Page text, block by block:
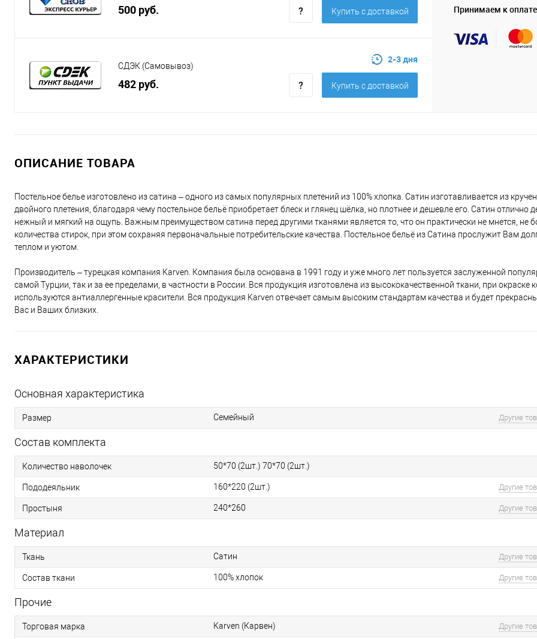
500 руб. Купить c доставкой
СДЭК (Самовывоз)
482 руб.
2-3 дня
Купить c доставкой
Принимаем к оплате
ОПИСАНИЕ ТОВАРА
Постельное белье изготовлено из сатина – одного из самых популярных плетений из 100% хлопка. Сатин изготавливается из
двойного плетения, благодаря чему постельное бельё приобретает блеск и глянец шёлка, но плотнее и дешевле его. Сатин отлично
нежный и мягкий на ощупь. Важным преимуществом сатина перед другими тканями является то, что он практически не мнется, не
количества стирок, при этом сохраняя первоначальные потребительские качества. Постельное бельё из Сатина прослужит Вам
теплом и уютом.
Производитель – турецкая компания Karven. Компания была основана в 1991 году и уже много лет пользуется заслуженной
самой Турции, так и за ее пределами, в частности в России. Вся продукция изготовлена из высококачественной ткани, при окраске
используются антиаллергенные красители. Вся продукция Karven отвечает самым высоким стандартам качества и будет
Вас и Ваших близких.
ХАРАКТЕРИСТИКИ
Основная характеристика
Размер Семейный Другие
Состав комплекта
Количество наволочек 50*70 (2шт.) 70*70 (2шт.)
Пододеяльник 160*220 (2шт.) Другие
Простыня 240*260 Другие
Материал
Ткань Сатин Другие
Состав ткани 100% хлопок Другие
Прочие
Торговая марка Karven (Карвен) Другие